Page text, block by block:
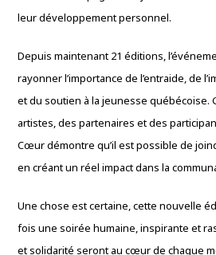
leur développement personnel.
Depuis maintenant 21 éditions,
rayonner l’importance de l’entraide, de
et du soutien à la jeunesse québécoise.
artistes, des partenaires et des
Cœur démontre qu’il est possible de
en créant un réel impact dans la
Une chose est certaine, cette nouvelle
fois une soirée humaine, inspirante et
et solidarité seront au cœur de chaque